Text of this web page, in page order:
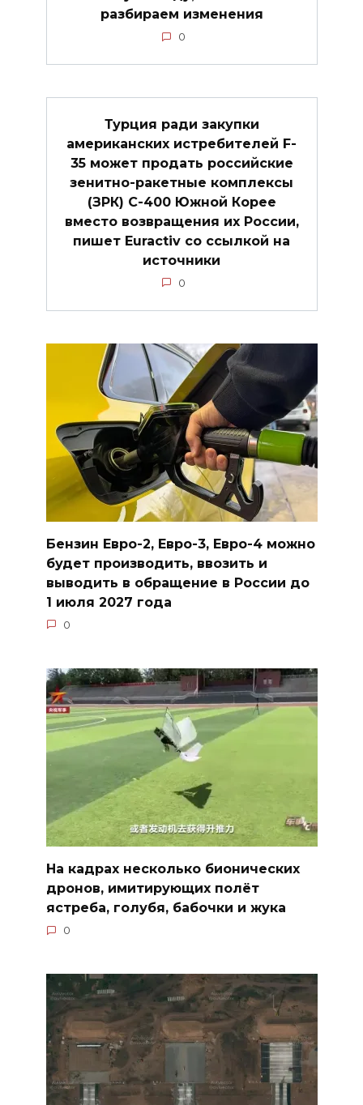
разбираем изменения
0
Турция ради закупки
американских истребителей F-
35 может продать российские
зенитно-ракетные комплексы
(ЗРК) C-400 Южной Корее
вместо возвращения их России,
пишет Euractiv со ссылкой на
источники
0
Бензин Евро-2, Евро-3, Евро-4 можно
будет производить, ввозить и
выводить в обращение в России до
1 июля 2027 года
0
На кадрах несколько бионических
дронов, имитирующих полёт
ястреба, голубя, бабочки и жука
0